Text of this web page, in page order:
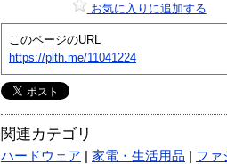
お気に入りに追加する
このページのURL
https://plth.me/11041224
関連カテゴリ
ハードウェア 家電・生活用品
ファ